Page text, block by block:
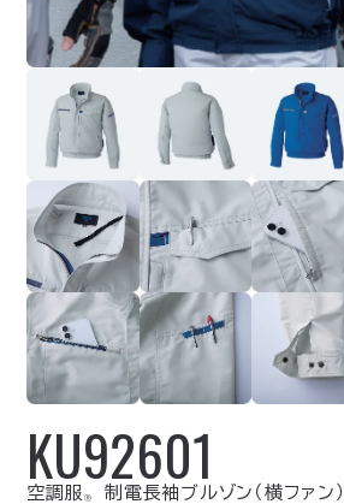
KU92601
空調服 Ⓡ 制電長袖ブルゾン（横ファン）